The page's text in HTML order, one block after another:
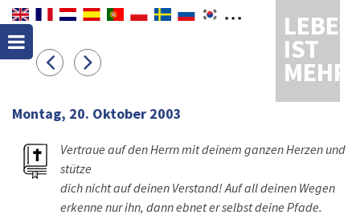
LEBEN
IST
MEHR
Montag, 20. Oktober 2003
Vertraue auf den Herrn mit deinem ganzen Herzen und
stütze
dich nicht auf deinen Verstand! Auf all deinen Wegen
erkenne nur ihn, dann ebnet er selbst deine Pfade.